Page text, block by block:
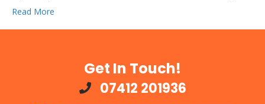
Read More
Get In Touch!
07412 201936